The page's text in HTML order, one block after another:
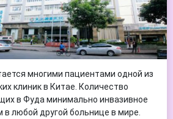
многими пациентами одной из
клиник в Китае. Количество
в Фуда минимально инвазивное
любой другой больнице в мире.